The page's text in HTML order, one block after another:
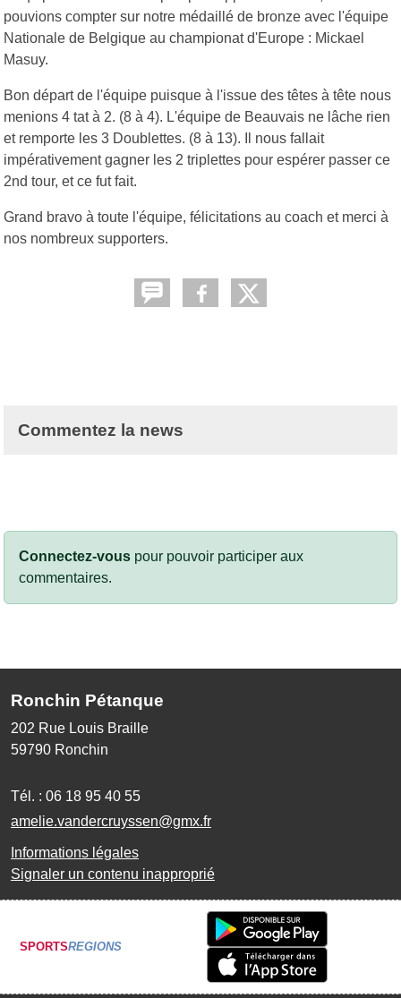
pouvions compter sur notre médaillé de bronze avec l'équipe
Nationale de Belgique au championat d'Europe : Mickael
Masuy.
Bon départ de l'équipe puisque à l'issue des têtes à tête nous
menions 4 tat à 2. (8 à 4). L'équipe de Beauvais ne lâche rien
et remporte les 3 Doublettes. (8 à 13). Il nous fallait
impérativement gagner les 2 triplettes pour espérer passer ce
2nd tour, et ce fut fait.
Grand bravo à toute l'équipe, félicitations au coach et merci à
nos nombreux supporters.
Commentez la news
Connectez-vous pour pouvoir participer aux
commentaires.
Ronchin Pétanque
202 Rue Louis Braille
59790 Ronchin
Tél. : 06 18 95 40 55
amelie.vandercruyssen@gmx.fr
Informations légales
Signaler un contenu inapproprié
SPORTSREGIONS